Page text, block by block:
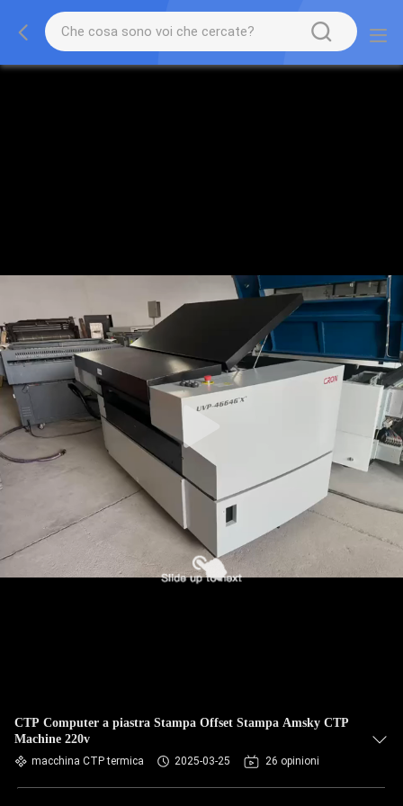
CTP Computer a piastra Stampa Offset Stampa Amsky CTP
Machine 220v
macchina CTP termica 2025-03-25 26 opinioni